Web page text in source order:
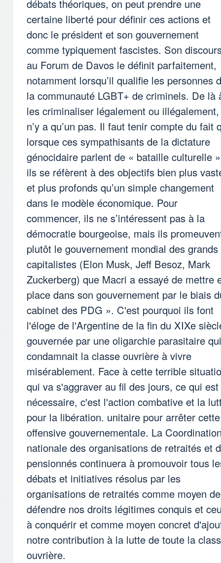
débats théoriques, on peut prendre une
certaine liberté pour définir ces actions et
donc le président et son gouvernement
comme typiquement fascistes. Son
au Forum de Davos le définit parfaitement,
notamment lorsqu’il qualifie les personnes
la communauté LGBT+ de criminels. De là
les criminaliser légalement ou
n’y a qu’un pas. Il faut tenir compte du fait
lorsque ces sympathisants de la dictature
génocidaire parlent de « bataille culturelle
ils se réfèrent à des objectifs bien plus
et plus profonds qu’un simple changement
dans le modèle économique. Pour
commencer, ils ne s’intéressent pas à la
démocratie bourgeoise, mais ils
plutôt le gouvernement mondial des grands
capitalistes (Elon Musk, Jeff Besoz, Mark
Zuckerberg) que Macri a essayé de mettre
place dans son gouvernement par le biais
cabinet des PDG ». C'est pourquoi ils font
l'éloge de l'Argentine de la fin du XIXe
gouvernée par une oligarchie parasitaire qui
condamnait la classe ouvrière à vivre
misérablement. Face à cette terrible
qui va s'aggraver au fil des jours, ce qui est
nécessaire, c'est l'action combative et la
pour la libération. unitaire pour arrêter cette
offensive gouvernementale. La
nationale des organisations de retraités et
pensionnés continuera à promouvoir tous
débats et initiatives résolus par les
organisations de retraités comme moyen de
défendre nos droits légitimes conquis et
à conquérir et comme moyen concret
notre contribution à la lutte de toute la
ouvrière.